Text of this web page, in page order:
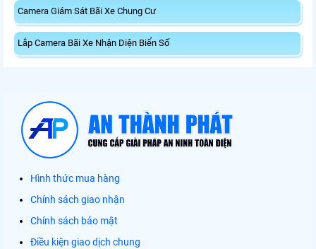
Camera Giám Sát Bãi Xe Chung Cư
Lắp Camera Bãi Xe Nhận Diện Biển Số
Hình thức mua hàng
Chính sách giao nhận
Chính sách bảo mật
Điều kiện giao dịch chung